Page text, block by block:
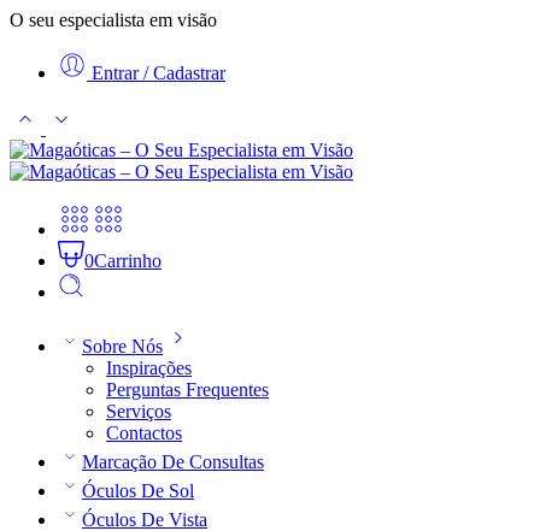
O seu especialista em visão
Entrar / Cadastrar
0Carrinho
Sobre Nós
Inspirações
Perguntas Frequentes
Serviços
Contactos
Marcação De Consultas
Óculos De Sol
Óculos De Vista